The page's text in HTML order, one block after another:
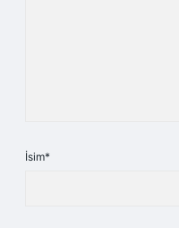
İsim*